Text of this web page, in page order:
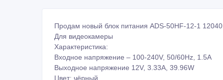
Продам новый блок питания ADS-50HF-12-1
Для видеокамеры
Характеристика:
Входное напряжение – 100-240V, 50/60Hz, 1.5A
Выходное напряжение 12V, 3.33A, 39.96W
Цвет: чёрный